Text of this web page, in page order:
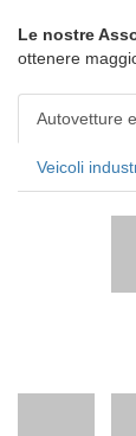
Le nostre
ottenere
Autovetture
Veicoli